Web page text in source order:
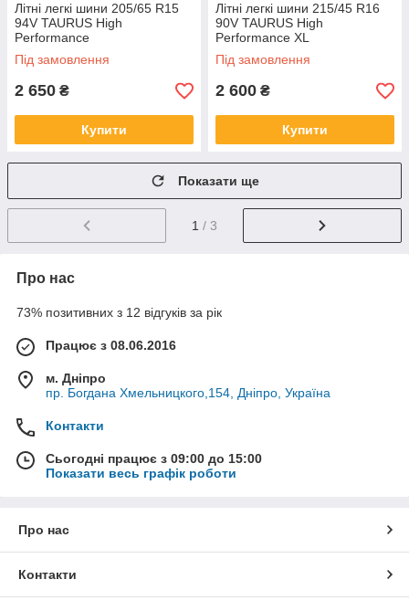
Літні легкі шини 205/65 R15
94V TAURUS High
Performance
Під замовлення
2 650 ₴
Купити
Літні легкі шини 215/45 R16
90V TAURUS High
Performance XL
Під замовлення
2 600 ₴
Купити
Показати ще
1 / 3
Про нас
73% позитивних з 12 відгуків за рік
Працює з 08.06.2016
м. Дніпро
пр. Богдана Хмельницкого,154, Дніпро, Україна
Контакти
Сьогодні працює з 09:00 до 15:00
Показати весь графік роботи
Про нас
Контакти